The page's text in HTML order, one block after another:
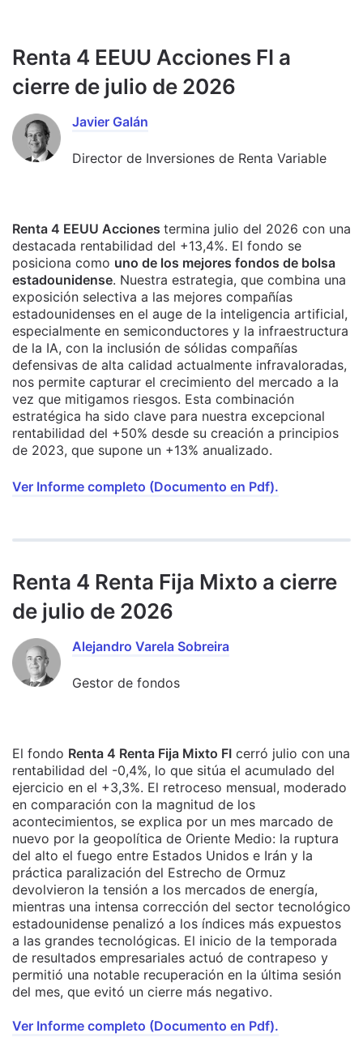
Renta 4 EEUU Acciones FI a
cierre de julio de 2026
Javier Galán
Director de Inversiones de Renta Variable
Renta 4 EEUU Acciones termina julio del 2026 con una
destacada rentabilidad del +13,4%. El fondo se
posiciona como uno de los mejores fondos de bolsa
estadounidense. Nuestra estrategia, que combina una
exposición selectiva a las mejores compañías
estadounidenses en el auge de la inteligencia artificial,
especialmente en semiconductores y la infraestructura
de la IA, con la inclusión de sólidas compañías
defensivas de alta calidad actualmente infravaloradas,
nos permite capturar el crecimiento del mercado a la
vez que mitigamos riesgos. Esta combinación
estratégica ha sido clave para nuestra excepcional
rentabilidad del +50% desde su creación a principios
de 2023, que supone un +13% anualizado.
Ver Informe completo (Documento en Pdf).
Renta 4 Renta Fija Mixto a cierre
de julio de 2026
Alejandro Varela Sobreira
Gestor de fondos
El fondo Renta 4 Renta Fija Mixto FI cerró julio con una
rentabilidad del -0,4%, lo que sitúa el acumulado del
ejercicio en el +3,3%. El retroceso mensual, moderado
en comparación con la magnitud de los
acontecimientos, se explica por un mes marcado de
nuevo por la geopolítica de Oriente Medio: la ruptura
del alto el fuego entre Estados Unidos e Irán y la
práctica paralización del Estrecho de Ormuz
devolvieron la tensión a los mercados de energía,
mientras una intensa corrección del sector tecnológico
estadounidense penalizó a los índices más expuestos
a las grandes tecnológicas. El inicio de la temporada
de resultados empresariales actuó de contrapeso y
permitió una notable recuperación en la última sesión
del mes, que evitó un cierre más negativo.
Ver Informe completo (Documento en Pdf).